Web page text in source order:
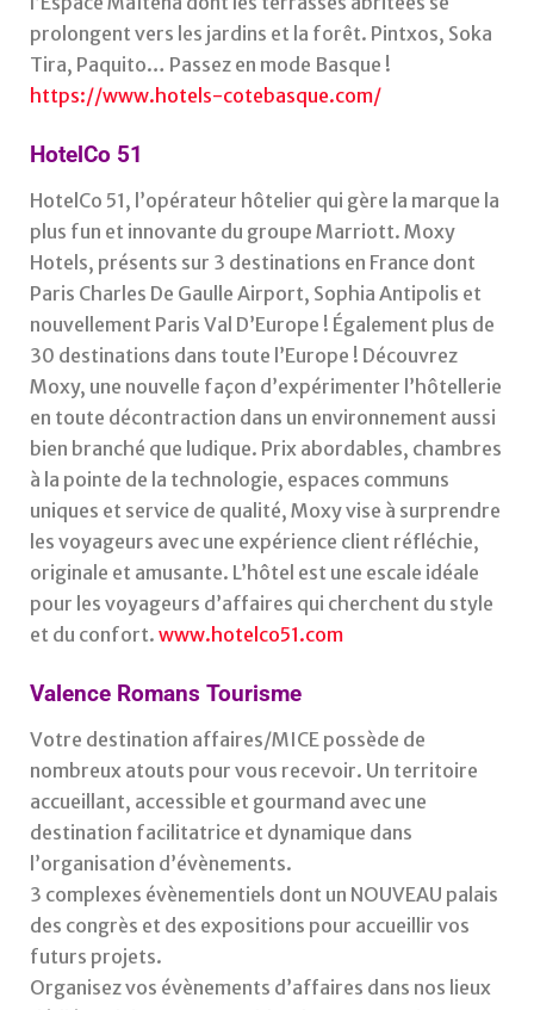
prolongent vers les jardins et la forêt. Pintxos, Soka
Tira, Paquito… Passez en mode Basque !
https://www.hotels-cotebasque.com/
HotelCo 51
HotelCo 51, l’opérateur hôtelier qui gère la marque la
plus fun et innovante du groupe Marriott. Moxy
Hotels, présents sur 3 destinations en France dont
Paris Charles De Gaulle Airport, Sophia Antipolis et
nouvellement Paris Val D’Europe ! Également plus de
30 destinations dans toute l’Europe ! Découvrez
Moxy, une nouvelle façon d’expérimenter l’hôtellerie
en toute décontraction dans un environnement aussi
bien branché que ludique. Prix abordables, chambres
à la pointe de la technologie, espaces communs
uniques et service de qualité, Moxy vise à surprendre
les voyageurs avec une expérience client réfléchie,
originale et amusante. L’hôtel est une escale idéale
pour les voyageurs d’affaires qui cherchent du style
et du confort. www.hotelco51.com
Valence Romans Tourisme
Votre destination affaires/MICE possède de
nombreux atouts pour vous recevoir. Un territoire
accueillant, accessible et gourmand avec une
destination facilitatrice et dynamique dans
l’organisation d’évènements.
3 complexes évènementiels dont un NOUVEAU palais
des congrès et des expositions pour accueillir vos
futurs projets.
Organisez vos évènements d’affaires dans nos lieux